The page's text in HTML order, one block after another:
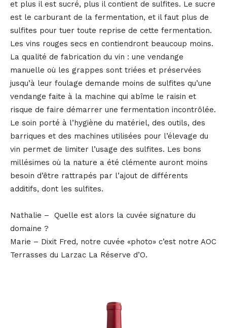
et plus il est sucré, plus il contient de sulfites. Le sucre
est le carburant de la fermentation, et il faut plus de
sulfites pour tuer toute reprise de cette fermentation.
Les vins rouges secs en contiendront beaucoup moins.
La qualité de fabrication du vin : une vendange
manuelle où les grappes sont triées et préservées
jusqu’à leur foulage demande moins de sulfites qu’une
vendange faite à la machine qui abîme le raisin et
risque de faire démarrer une fermentation incontrôlée.
Le soin porté à l’hygiène du matériel, des outils, des
barriques et des machines utilisées pour l’élevage du
vin permet de limiter l’usage des sulfites. Les bons
millésimes où la nature a été clémente auront moins
besoin d’être rattrapés par l’ajout de différents
additifs, dont les sulfites.
Nathalie – Quelle est alors la cuvée signature du
domaine ?
Marie – Dixit Fred, notre cuvée «photo» c’est notre AOC
Terrasses du Larzac La Réserve d’O.